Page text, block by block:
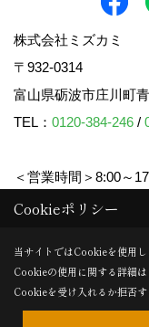
株式会社ミズカミ
〒932-0314
富山県砺波市庄川町
TEL： 0120-384-246 /
＜営業時間＞8:00～
＜定休日＞水曜日・祝
Copyright (c) mizukami.
Cookieポリシー
当サイトではCookieを使用し
Cookieの使用に関する詳細
Cookieを受け入れるか拒否す